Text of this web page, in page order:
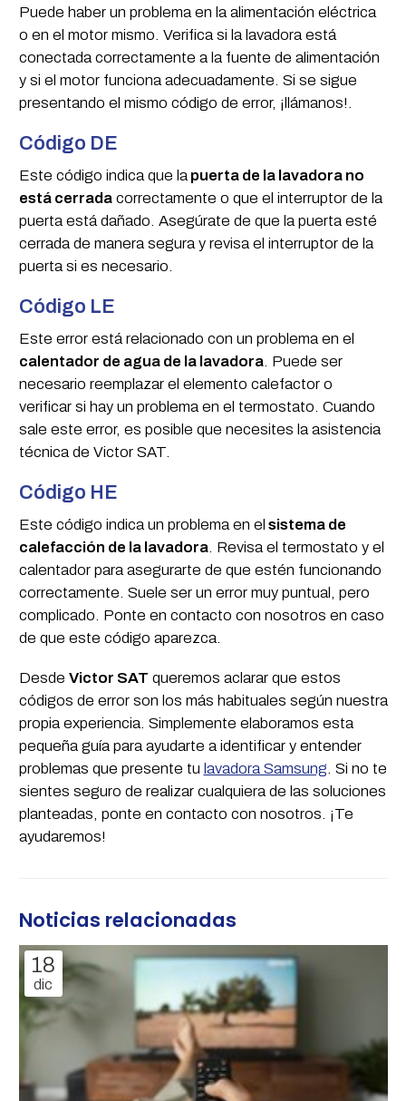
Puede haber un problema en la alimentación eléctrica
o en el motor mismo. Verifica si la lavadora está
conectada correctamente a la fuente de alimentación
y si el motor funciona adecuadamente. Si se sigue
presentando el mismo código de error, ¡llámanos!.
Código DE
Este código indica que lapuerta de la lavadora no
está cerradacorrectamente o que el interruptor de la
puerta está dañado. Asegúrate de que la puerta esté
cerrada de manera segura y revisa el interruptor de la
puerta si es necesario.
Código LE
Este error está relacionado con un problema en el
calentador de agua de la lavadora. Puede ser
necesario reemplazar el elemento calefactor o
verificar si hay un problema en el termostato. Cuando
sale este error, es posible que necesites la asistencia
técnica de Victor SAT.
Código HE
Este código indica un problema en el sistema de
calefacción de la lavadora. Revisa el termostato y el
calentador para asegurarte de que estén funcionando
correctamente. Suele ser un error muy puntual, pero
complicado. Ponte en contacto con nosotros en caso
de que este código aparezca.
Desde Victor SAT queremos aclarar que estos
códigos de error son los más habituales según nuestra
propia experiencia. Simplemente elaboramos esta
pequeña guía para ayudarte a identificar y entender
problemas que presente tu lavadora Samsung . Si no te
sientes seguro de realizar cualquiera de las soluciones
planteadas, ponte en contacto con nosotros. ¡Te
ayudaremos!
Noticias relacionadas
18
dic